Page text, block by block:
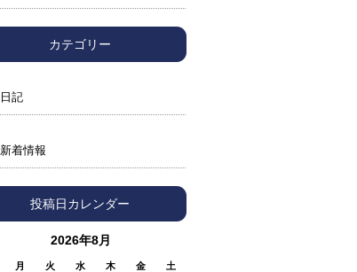
カテゴリー
日記
新着情報
投稿日カレンダー
2026年8月
月 火 水 木 金 土